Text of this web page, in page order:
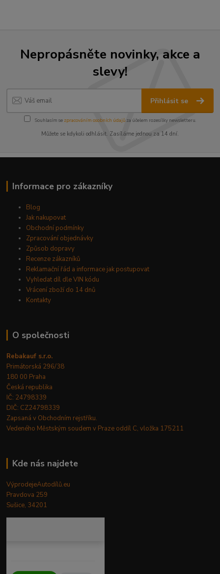
Nepropásněte novinky, akce a
slevy!
Přihlásit se
Souhlasím se zpracováním osobních údajůza účelem rozesílky newsletteru.
Můžete se kdykoli odhlásit. Zasíláme jednou za 14 dní.
Informace pro zákazníky
Blog
Jak nakupovat
Obchodní podmínky
Zpracování objednávky
Způsob dopravy
Recenze zákazníků
Reklamační řád a informace jak postupovat
Vyhledat díl dle VIN kódu
Vrácení zboží do 14 dnů
Kontakty
O společnosti
Rebakauf s.r.o.
Primátorská 296/38
180 00 Praha
Česká republika
IČ: 24798339
DIČ: CZ24798339
Zapsaná v Obchodním rejstříku.
Vedeného Městským soudem v Praze oddíl C, vložka 175211
Kde nás najdete
VýprodejeAutodílů.eu
Pravdova 259
Sušice, 34201